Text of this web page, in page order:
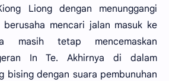
Liong dengan menunggangi
mencari jalan masuk ke
masih tetap mencemaskan
In Te. Akhirnya di dalam
bising dengan suara pembunuhan